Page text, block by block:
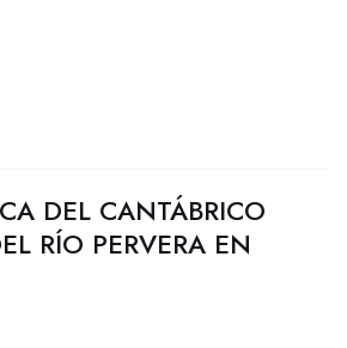
DEL CANTÁBRICO
RÍO PERVERA EN